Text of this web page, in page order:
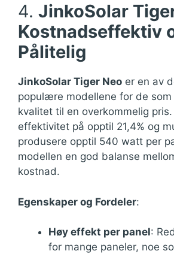
4. JinkoSolar
Kostnadseffektiv
Pålitelig
JinkoSolar Tiger Neo er en av
populære modellene for de som
kvalitet til en overkommelig
effektivitet på opptil 21,4% og
produsere opptil 540 watt per
modellen en god balanse
kostnad.
Egenskaper og Fordeler:
Høy effekt per panel:
for mange paneler, noe